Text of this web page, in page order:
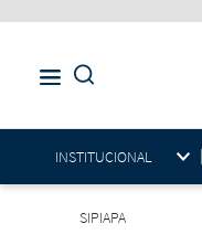
INSTITUCIONAL
SIPIAPA